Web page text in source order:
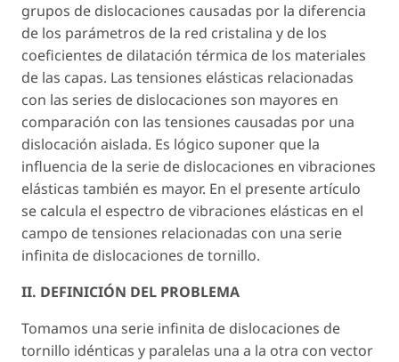
grupos de dislocaciones causadas por la diferencia
de los parámetros de la red cristalina y de los
coeficientes de dilatación térmica de los materiales
de las capas. Las tensiones elásticas relacionadas
con las series de dislocaciones son mayores en
comparación con las tensiones causadas por una
dislocación aislada. Es lógico suponer que la
influencia de la serie de dislocaciones en vibraciones
elásticas también es mayor. En el presente artículo
se calcula el espectro de vibraciones elásticas en el
campo de tensiones relacionadas con una serie
infinita de dislocaciones de tornillo.
II. DEFINICIÓN DEL PROBLEMA
Tomamos una serie infinita de dislocaciones de
tornillo idénticas y paralelas una a la otra con vector